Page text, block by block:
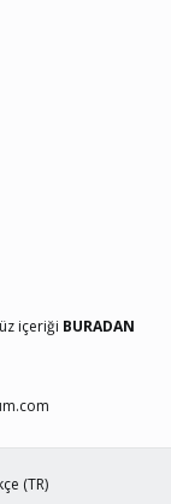
içeriği BURADAN
(TR)